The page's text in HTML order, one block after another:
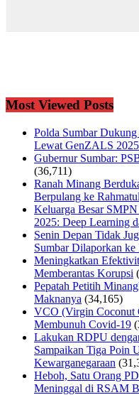
Most Viewed Posts
Polda Sumbar
Lewat GenZALS 2025
Gubernur Sumbar:
(36,711)
Ranah Minang
Berpulang ke
Keluarga Besar
2025: Deep Learning
Senin Depan Tidak
Sumbar Dilaporkan ke
Meningkatkan
Memberantas Korupsi
Pepatah Petitih
Maknanya (34,165)
VCO (Virgin Coconut
Membunuh Covid-19
Lakukan RDPU
Sampaikan Tiga Poin
Kewarganegaraan
Heboh, Satu Orang
Meninggal di RSAM